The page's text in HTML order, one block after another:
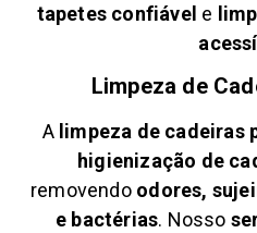
tapetes confiável e
Limpeza de
A limpeza de cadeiras
higienização de
removendoodores,
e bactérias. Nosso